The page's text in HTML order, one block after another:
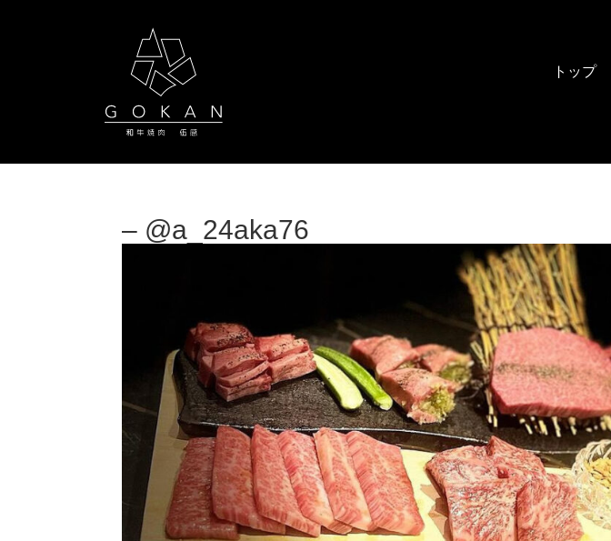
トップ
– @a_24aka76